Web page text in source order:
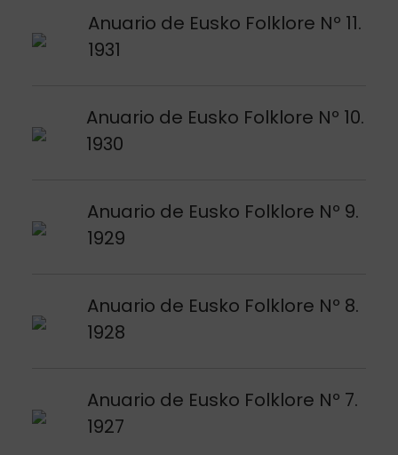
Anuario de Eusko Folklore Nº 11.
1931
Argitalpena ikusi
Anuario de Eusko Folklore Nº 10.
1930
Argitalpena ikusi
Anuario de Eusko Folklore Nº 9.
1929
Argitalpena ikusi
Anuario de Eusko Folklore Nº 8.
1928
Argitalpena ikusi
Anuario de Eusko Folklore Nº 7.
1927
Argitalpena ikusi